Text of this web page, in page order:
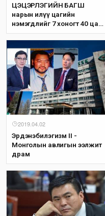
ЦЭЦЭРЛЭГИЙН БАГШ
нарын илүү цагийн
нэмэгдлийг 7 хоногт 40 цаг
байхаар ТООЦОЖ нэмэгдэл
цалин олгох шийдвэрийг
гаргалаа...
2019.04.02
Эрдэнэбилэгизм II -
Монголын авлигын ээлжит
драм